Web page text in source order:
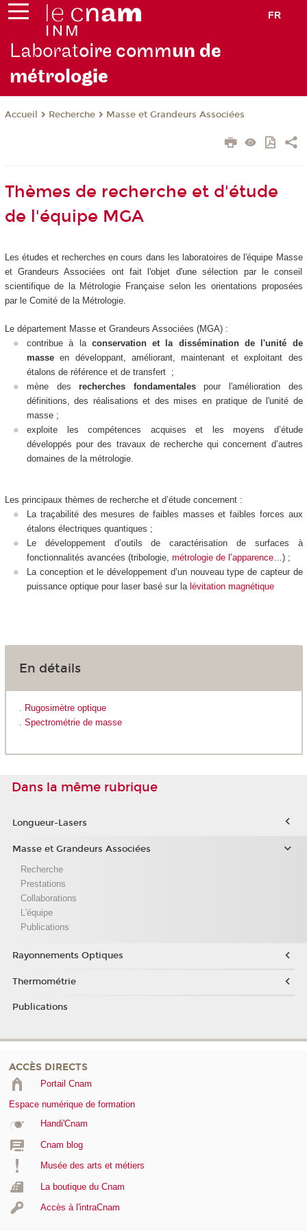
FR
Laboratoire commun de
métrologie
Accueil Recherche Masse et Grandeurs Associées
Thèmes de recherche et d'étude
de l'équipe MGA
Les études et recherches en cours dans les laboratoires de l'équipe Masse
et Grandeurs Associées ont fait l'objet d'une sélection par le conseil
scientifique de la Métrologie Française selon les orientations proposées
par le Comité de la Métrologie.
Le département Masse et Grandeurs Associées (MGA) :
contribue à la conservation et la dissémination de l'unité de
masse en développant, améliorant, maintenant et exploitant des
étalons de référence et de transfert ;
mène desrecherches fondamentalespour l'amélioration des
définitions, des réalisations et des mises en pratique de l'unité de
masse ;
exploite les compétences acquises et les moyens d’étude
développés pour des travaux de recherche qui concernent d’autres
domaines de la métrologie.
Les principaux thèmes de recherche et d’étude concernent :
La traçabilité des mesures de faibles masses et faibles forces aux
étalons électriques quantiques ;
Le développement d’outils de caractérisation de surfaces à
fonctionnalités avancées (tribologie, métrologie de l’apparence …) ;
La conception et le développement d’un nouveau type de capteur de
puissance optique pour laser basé sur la lévitation magnétique
En détails
. Rugosimètre optique
. Spectrométrie de masse
Dans la même rubrique
Longueur-Lasers
Masse et Grandeurs Associées
Recherche
Prestations
Collaborations
L'équipe
Publications
Rayonnements Optiques
Thermométrie
Publications
ACCÈS DIRECTS
Portail Cnam
Espace numérique de formation
Handi'Cnam
Cnam blog
Musée des arts et métiers
La boutique du Cnam
Accès à l'intraCnam